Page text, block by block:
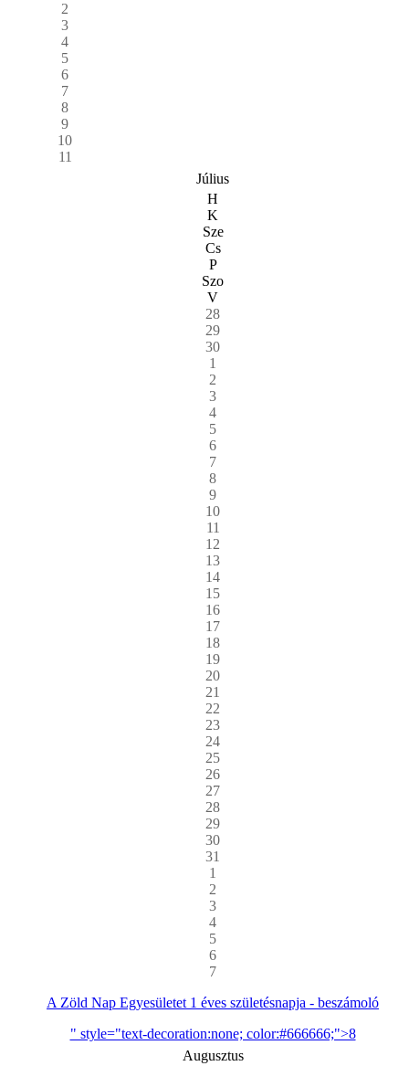
2
3
4
5
6
7
8
9
10
11
Július
H
K
Sze
Cs
P
Szo
V
28
29
30
1
2
3
4
5
6
7
8
9
10
11
12
13
14
15
16
17
18
19
20
21
22
23
24
25
26
27
28
29
30
31
1
2
3
4
5
6
7
A Zöld Nap Egyesületet 1 éves születésnapja - beszámoló
" style="text-decoration:none; color:#666666;">8
Augusztus